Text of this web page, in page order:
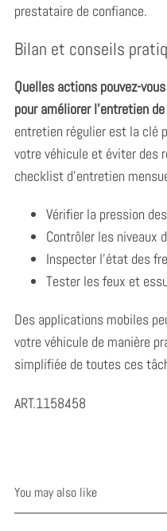
prestataire de confiance.
Bilan et conseils
Quelles actions pouvez-
pour améliorer l’entretien
entretien régulier est la clé
votre véhicule et éviter des
checklist d’entretien
Vérifier la pression
Contrôler les niveaux
Inspecter l’état des
Tester les feux et
Des applications mobiles
votre véhicule de manière
simplifiée de toutes ces
ART.1158458
You may also like